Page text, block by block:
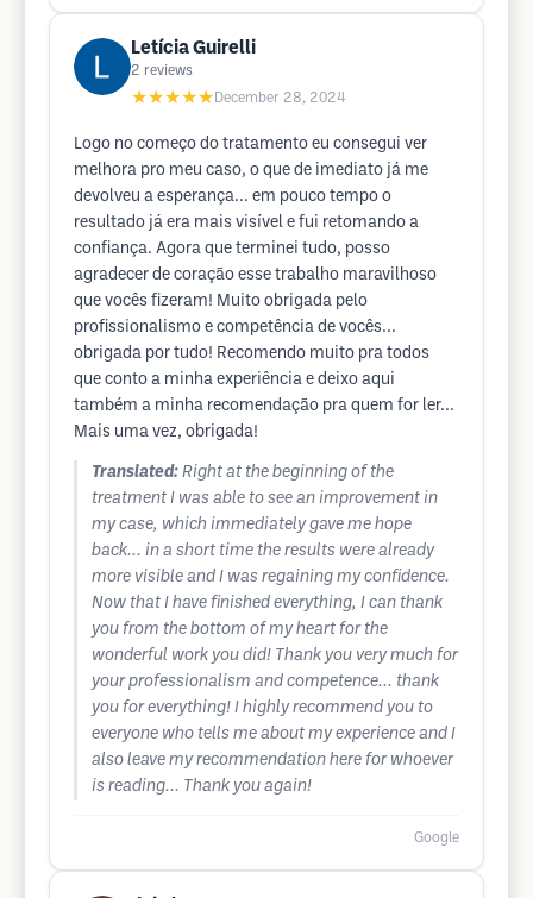
Letícia Guirelli
2 reviews
★★★★★ December 28, 2024
Logo no começo do tratamento eu consegui ver
melhora pro meu caso, o que de imediato já me
devolveu a esperança... em pouco tempo o
resultado já era mais visível e fui retomando a
confiança. Agora que terminei tudo, posso
agradecer de coração esse trabalho maravilhoso
que vocês fizeram! Muito obrigada pelo
profissionalismo e competência de vocês...
obrigada por tudo! Recomendo muito pra todos
que conto a minha experiência e deixo aqui
também a minha recomendação pra quem for ler...
Mais uma vez, obrigada!
Translated: Right at the beginning of the
treatment I was able to see an improvement in
my case, which immediately gave me hope
back... in a short time the results were already
more visible and I was regaining my confidence.
Now that I have finished everything, I can thank
you from the bottom of my heart for the
wonderful work you did! Thank you very much for
your professionalism and competence... thank
you for everything! I highly recommend you to
everyone who tells me about my experience and I
also leave my recommendation here for whoever
is reading... Thank you again!
Google